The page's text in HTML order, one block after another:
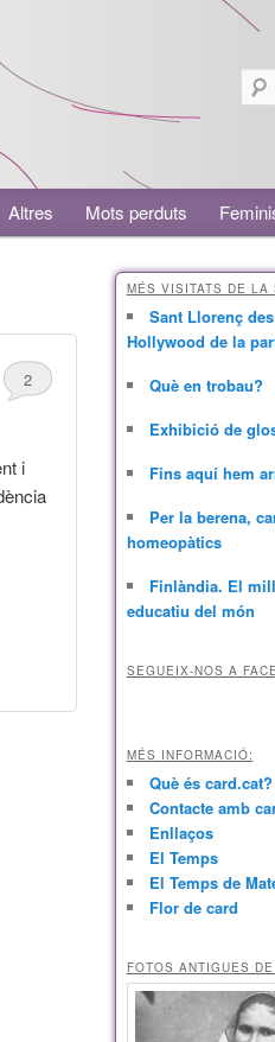
Altres Mots perduts
2
i
MÉS VISITATS DE LA
Sant Llorenç
Hollywood de la
Què en trobau?
Exhibició de
Fins aquí hem
Per la berena,
homeopàtics
Finlàndia. El
educatiu del món
SEGUEIX-NOS A
MÉS INFORMACIÓ:
Què és card.cat?
Contacte amb
Enllaços
El Temps
El Temps de
Flor de card
FOTOS ANTIGUES